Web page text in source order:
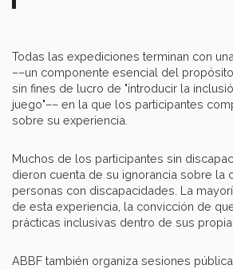
Todas las expediciones terminan con
––un componente esencial del
sin fines de lucro de "introducir la
juego"–– en la que los participantes
sobre su experiencia.
Muchos de los participantes sin
dieron cuenta de su ignorancia sobre la
personas con discapacidades. La
de esta experiencia, la convicción de
prácticas inclusivas dentro de sus
ABBF también organiza sesiones